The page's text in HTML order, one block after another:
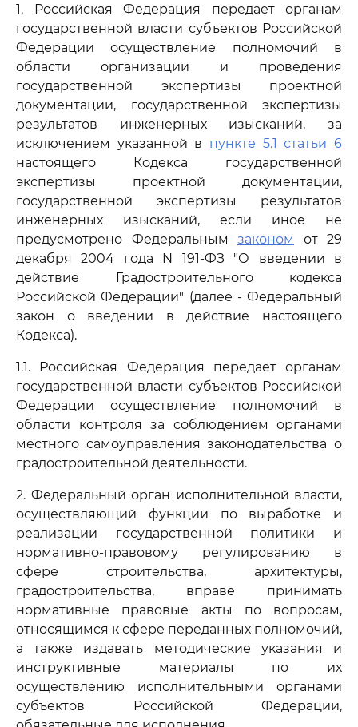
1. Российская Федерация передает органам
государственной власти субъектов Российской
Федерации осуществление полномочий в
области организации и проведения
государственной экспертизы проектной
документации, государственной экспертизы
результатов инженерных изысканий, за
исключением указанной в пункте 5.1 статьи 6
настоящего Кодекса государственной
экспертизы проектной документации,
государственной экспертизы результатов
инженерных изысканий, если иное не
предусмотрено Федеральным законом
от 29
декабря 2004 года N 191-ФЗ "О введении в
действие Градостроительного кодекса
Российской Федерации" (далее - Федеральный
закон о введении в действие настоящего
Кодекса).
1.1. Российская Федерация передает органам
государственной власти субъектов Российской
Федерации осуществление полномочий в
области контроля за соблюдением органами
местного самоуправления законодательства о
градостроительной деятельности.
2. Федеральный орган исполнительной власти,
осуществляющий функции по выработке и
реализации государственной политики и
нормативно-правовому регулированию в
сфере строительства, архитектуры,
градостроительства, вправе принимать
нормативные правовые акты по вопросам,
относящимся к сфере переданных полномочий,
а также издавать методические указания и
инструктивные материалы по их
осуществлению исполнительными органами
субъектов Российской Федерации,